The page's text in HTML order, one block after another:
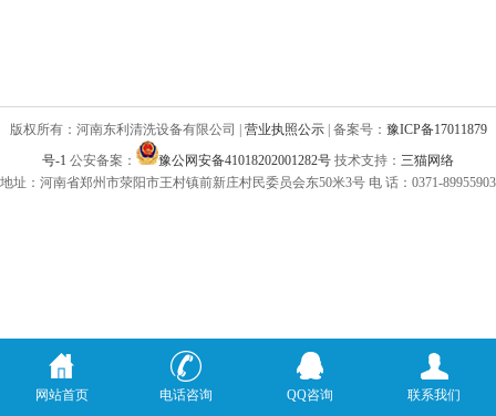
版权所有：河南东利清洗设备有限公司 | 营业执照公示| 备案号： 豫ICP备17011879
号-1 公安备案： 豫公网安备41018202001282号 技术支持： 三猫网络
地址：河南省郑州市荥阳市王村镇前新庄村民委员会东50米3号 电 话：0371-89955903
网站首页 电话咨询 QQ咨询 联系我们